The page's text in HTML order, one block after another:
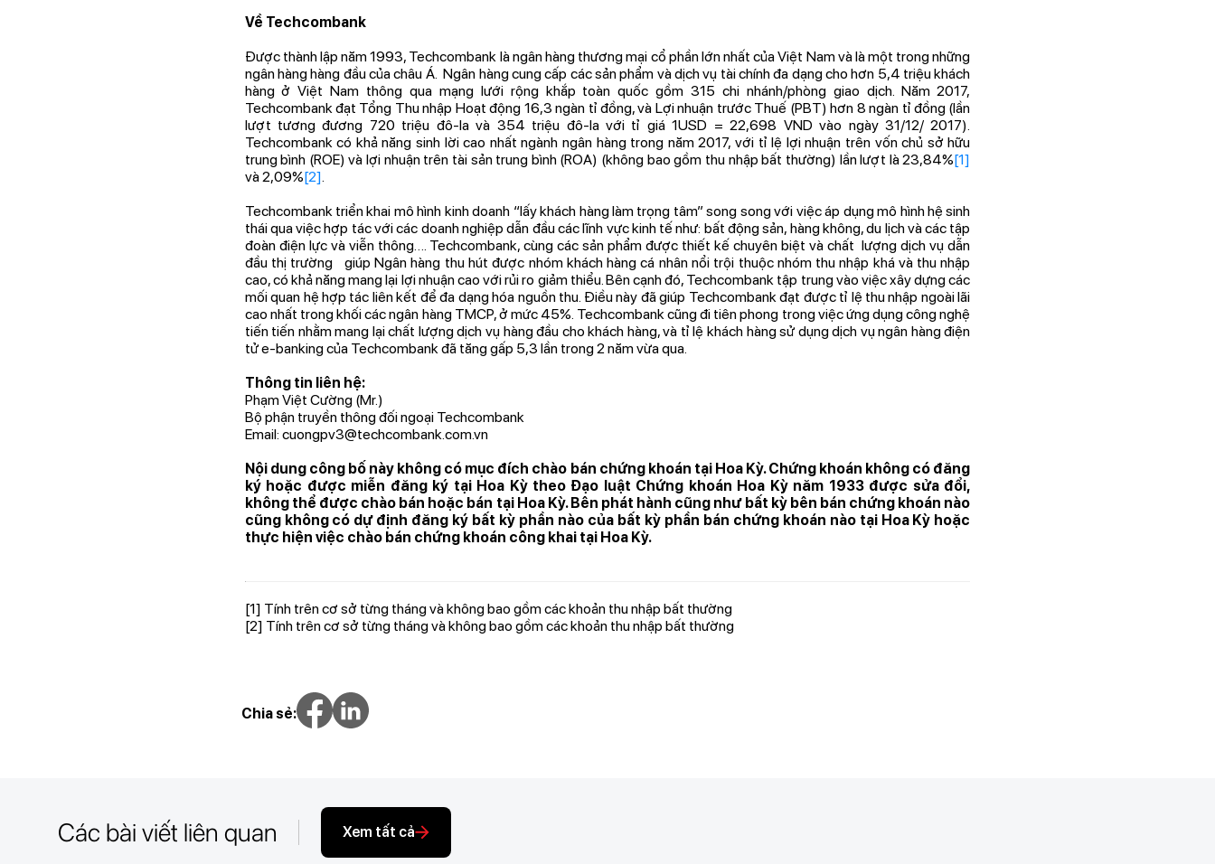
Về Techcombank
Được thành lập năm 1993, Techcombank là ngân hàng thương mại cổ phần lớn nhất của Việt Nam và là một trong những
ngân hàng hàng đầu của châu Á. Ngân hàng cung cấp các sản phẩm và dịch vụ tài chính đa dạng cho hơn 5,4 triệu khách
hàng ở Việt Nam thông qua mạng lưới rộng khắp toàn quốc gồm 315 chi nhánh/phòng giao dịch. Năm 2017,
Techcombank đạt Tổng Thu nhập Hoạt động 16,3 ngàn tỉ đồng, và Lợi nhuận trước Thuế (PBT) hơn 8 ngàn tỉ đồng (lần
lượt tương đương 720 triệu đô-la và 354 triệu đô-la với tỉ giá 1USD = 22,698 VND vào ngày 31/12/ 2017).
Techcombank có khả năng sinh lời cao nhất ngành ngân hàng trong năm 2017, với tỉ lệ lợi nhuận trên vốn chủ sở hữu
trung bình (ROE) và lợi nhuận trên tài sản trung bình (ROA) (không bao gồm thu nhập bất thường) lần lượt là 23,84%[1]
và 2,09%[2].
Techcombank triển khai mô hình kinh doanh “lấy khách hàng làm trọng tâm” song song với việc áp dụng mô hình hệ sinh
thái qua việc hợp tác với các doanh nghiệp dẫn đầu các lĩnh vực kinh tế như: bất động sản, hàng không, du lịch và các tập
đoàn điện lực và viễn thông…. Techcombank, cùng các sản phẩm được thiết kế chuyên biệt và chất lượng dịch vụ dẫn
đầu thị trường giúp Ngân hàng thu hút được nhóm khách hàng cá nhân nổi trội thuộc nhóm thu nhập khá và thu nhập
cao, có khả năng mang lại lợi nhuận cao với rủi ro giảm thiểu. Bên cạnh đó, Techcombank tập trung vào việc xây dựng các
mối quan hệ hợp tác liên kết để đa dạng hóa nguồn thu. Điều này đã giúp Techcombank đạt được tỉ lệ thu nhập ngoài lãi
cao nhất trong khối các ngân hàng TMCP, ở mức 45%. Techcombank cũng đi tiên phong trong việc ứng dụng công nghệ
tiến tiến nhằm mang lại chất lượng dịch vụ hàng đầu cho khách hàng, và tỉ lệ khách hàng sử dụng dịch vụ ngân hàng điện
tử e-banking của Techcombank đã tăng gấp 5,3 lần trong 2 năm vừa qua.
Thông tin liên hệ:
Phạm Việt Cường (Mr.)
Bộ phận truyền thông đối ngoại Techcombank
Email: cuongpv3@techcombank.com.vn
Nội dung công bố này không có mục đích chào bán chứng khoán tại Hoa Kỳ. Chứng khoán không có đăng
ký hoặc được miễn đăng ký tại Hoa Kỳ theo Đạo luật Chứng khoán Hoa Kỳ năm 1933 được sửa đổi,
không thể được chào bán hoặc bán tại Hoa Kỳ. Bên phát hành cũng như bất kỳ bên bán chứng khoán nào
cũng không có dự định đăng ký bất kỳ phần nào của bất kỳ phần bán chứng khoán nào tại Hoa Kỳ hoặc
thực hiện việc chào bán chứng khoán công khai tại Hoa Kỳ.
[1] Tính trên cơ sở từng tháng và không bao gồm các khoản thu nhập bất thường
[2] Tính trên cơ sở từng tháng và không bao gồm các khoản thu nhập bất thường
Chia sẻ:
Các bài viết liên quan Xem tất cả